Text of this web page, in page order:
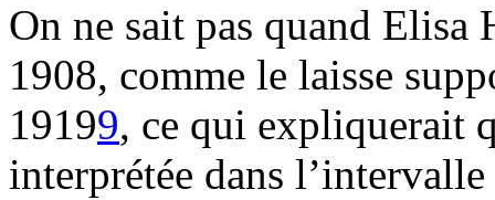
On ne sait pas quand Elisa
1908, comme le laisse
19199, ce qui expliquerait
interprétée dans l’intervalle